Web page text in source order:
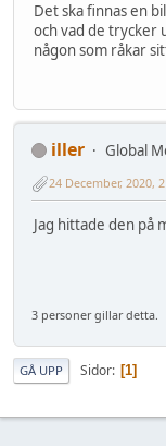
Det ska finnas en
och vad de trycker
någon som råkar
iller
Global
24 December, 2020,
Jag hittade den på
3 personer gillar detta.
GÅ UPP Sidor 1